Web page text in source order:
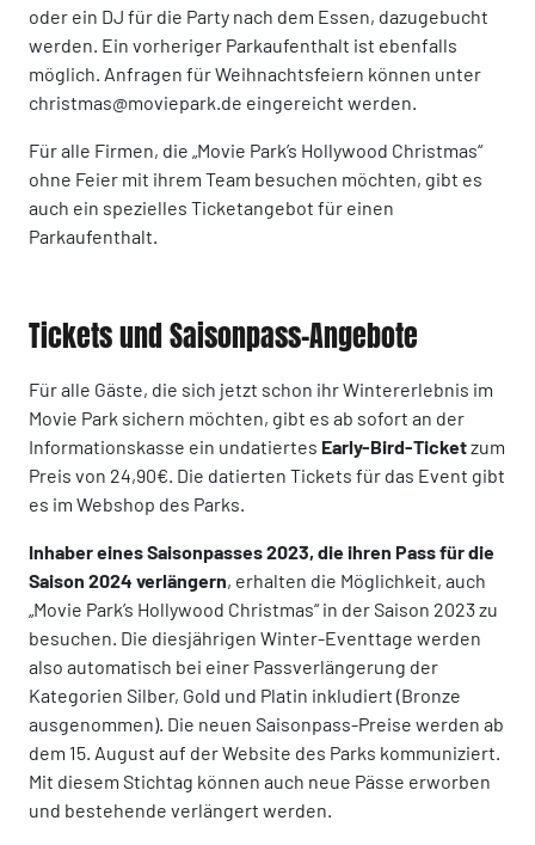
oder ein DJ für die Party nach dem Essen, dazugebucht
werden. Ein vorheriger Parkaufenthalt ist ebenfalls
möglich. Anfragen für Weihnachtsfeiern können unter
christmas@moviepark.de eingereicht werden.
Für alle Firmen, die „Movie Park’s Hollywood Christmas“
ohne Feier mit ihrem Team besuchen möchten, gibt es
auch ein spezielles Ticketangebot für einen
Parkaufenthalt.
Tickets und Saisonpass-Angebote
Für alle Gäste, die sich jetzt schon ihr Wintererlebnis im
Movie Park sichern möchten, gibt es ab sofort an der
Informationskasse ein undatiertes Early-Bird-Ticketzum
Preis von 24,90€. Die datierten Tickets für das Event gibt
es im Webshop des Parks.
Inhaber eines Saisonpasses 2023, die ihren Pass für die
Saison 2024 verlängern, erhalten die Möglichkeit, auch
„Movie Park’s Hollywood Christmas“ in der Saison 2023 zu
besuchen. Die diesjährigen Winter-Eventtage werden
also automatisch bei einer Passverlängerung der
Kategorien Silber, Gold und Platin inkludiert (Bronze
ausgenommen). Die neuen Saisonpass-Preise werden ab
dem 15. August auf der Website des Parks kommuniziert.
Mit diesem Stichtag können auch neue Pässe erworben
und bestehende verlängert werden.